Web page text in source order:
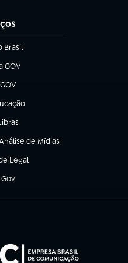
Brasil
nova aba)
GOV
nova aba)
nova aba)
aba)
nova aba)
de Mídias
Legal
aba)
nova aba)